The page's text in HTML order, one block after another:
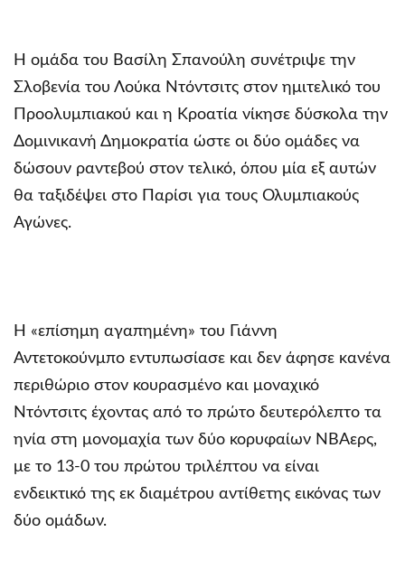
Η ομάδα του Βασίλη Σπανούλη συνέτριψε την
Σλοβενία του Λούκα Ντόντσιτς στον ημιτελικό του
Προολυμπιακού και η Κροατία νίκησε δύσκολα την
Δομινικανή Δημοκρατία ώστε οι δύο ομάδες να
δώσουν ραντεβού στον τελικό, όπου μία εξ αυτών
θα ταξιδέψει στο Παρίσι για τους Ολυμπιακούς
Αγώνες.
Η «επίσημη αγαπημένη» του Γιάννη
Αντετοκούνμπο εντυπωσίασε και δεν άφησε κανένα
περιθώριο στον κουρασμένο και μοναχικό
Ντόντσιτς έχοντας από το πρώτο δευτερόλεπτο τα
ηνία στη μονομαχία των δύο κορυφαίων ΝΒΑερς,
με το 13-0 του πρώτου τριλέπτου να είναι
ενδεικτικό της εκ διαμέτρου αντίθετης εικόνας των
δύο ομάδων.